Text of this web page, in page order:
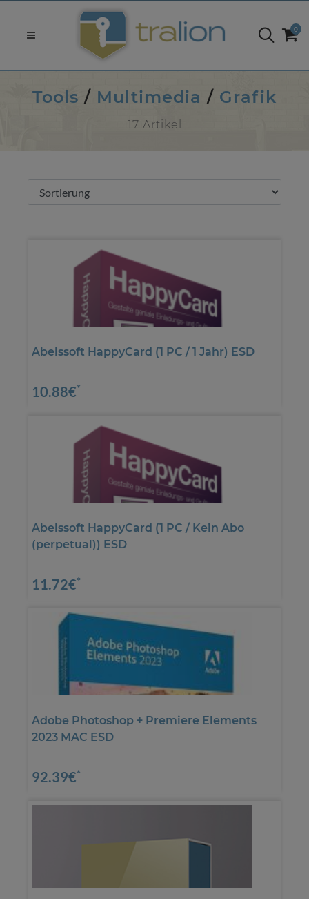
0
Tools / Multimedia / Grafik
17 Artikel
Abelssoft HappyCard (1 PC / 1 Jahr) ESD
10.88€*
Abelssoft HappyCard (1 PC / Kein Abo
(perpetual)) ESD
11.72€*
Adobe Photoshop + Premiere Elements
2023 MAC ESD
92.39€*